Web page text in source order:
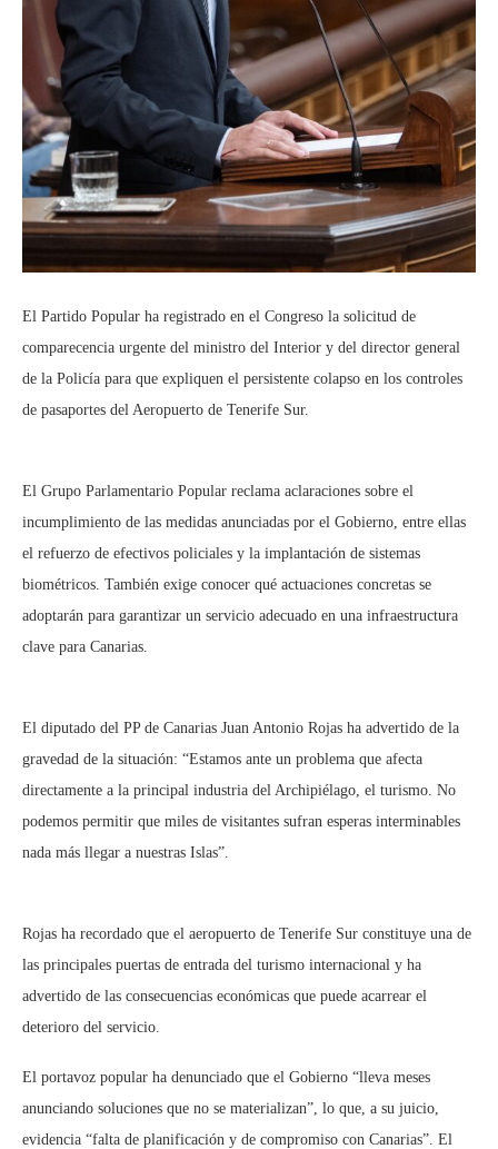
El Partido Popular ha registrado en el Congreso la solicitud de
comparecencia urgente del ministro del Interior y del director general
de la Policía para que expliquen el persistente colapso en los controles
de pasaportes del Aeropuerto de Tenerife Sur.
El Grupo Parlamentario Popular reclama aclaraciones sobre el
incumplimiento de las medidas anunciadas por el Gobierno, entre ellas
el refuerzo de efectivos policiales y la implantación de sistemas
biométricos. También exige conocer qué actuaciones concretas se
adoptarán para garantizar un servicio adecuado en una infraestructura
clave para Canarias.
El diputado del PP de Canarias Juan Antonio Rojas ha advertido de la
gravedad de la situación: “Estamos ante un problema que afecta
directamente a la principal industria del Archipiélago, el turismo. No
podemos permitir que miles de visitantes sufran esperas interminables
nada más llegar a nuestras Islas”.
Rojas ha recordado que el aeropuerto de Tenerife Sur constituye una de
las principales puertas de entrada del turismo internacional y ha
advertido de las consecuencias económicas que puede acarrear el
deterioro del servicio.
El portavoz popular ha denunciado que el Gobierno “lleva meses
anunciando soluciones que no se materializan”, lo que, a su juicio,
evidencia “falta de planificación y de compromiso con Canarias”. El